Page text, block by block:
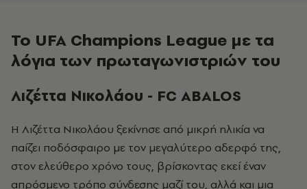
Το UFA Champions League με τα
λόγια των πρωταγωνιστριών του
Λιζέττα Νικολάου - FC ABALOS
Η Λιζέττα Νικολάου ξεκίνησε από μικρή ηλικία να
παίζει ποδόσφαιρο με τον μεγαλύτερο αδερφό της,
στον ελεύθερο χρόνο τους, βρίσκοντας εκεί έναν
απρόσμενο τρόπο σύνδεσης μαζί του, αλλά και μια